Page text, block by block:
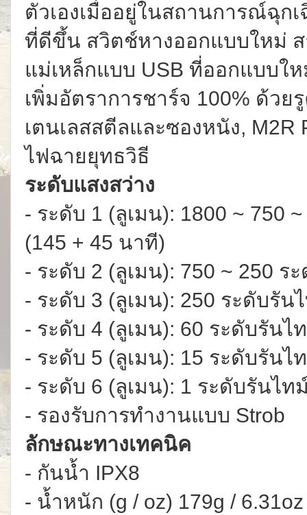
ตัวเองเมื่ออยู่ในสถานการณ์ฉุก
ที่ดีขึ้น สวิตช์หางออกแบบใหม่
แม่เหล็กแบบ USB ที่ออกแบบใ
เพิ่มอัตราการชาร์จ 100% ด้วย
เตนเลสสตีลและซองหนัง,
ไฟฉายยุทธวิธี
ระดับแสงสว่าง
- ระดับ 1 (ลูเมน): 1800 ~ 750
(145 + 45 นาที)
- ระดับ 2 (ลูเมน): 750 ~ 250 ร
- ระดับ 3 (ลูเมน): 250 ระดับรัน
- ระดับ 4 (ลูเมน): 60 ระดับรันไ
- ระดับ 5 (ลูเมน): 15 ระดับรันไ
- ระดับ 6 (ลูเมน): 1 ระดับรันไท
- รองรับการทำงานแบบ Strob
ลักษณะทางเทคนิค
- กันน้ำ IPX8
- น้ำหนัก (g / oz) 179g / 6.31oz